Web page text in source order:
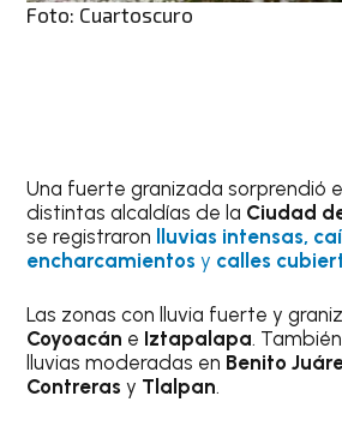
Foto: Cuartoscuro
Una fuerte granizada sorprendió
distintas alcaldías de la Ciudad
se registraron lluvias intensas,
encharcamientos y calles
Las zonas con lluvia fuerte y
Coyoacán e Iztapalapa.
lluvias moderadas en Benito
Contreras y Tlalpan.